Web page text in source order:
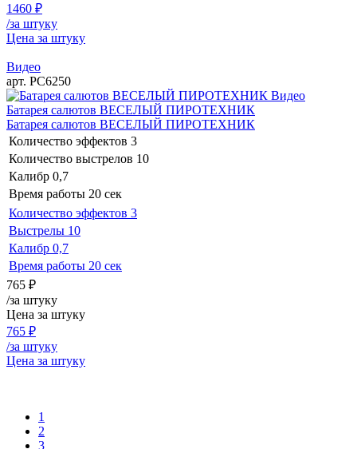
1460 ₽
/за штуку
Цена за штуку
Видео
арт. РС6250
Видео
Батарея салютов ВЕСЕЛЫЙ ПИРОТЕХНИК
Батарея салютов ВЕСЕЛЫЙ ПИРОТЕХНИК
Количество эффектов 3
Количество выстрелов 10
Калибр 0,7
Время работы 20 сек
Количество эффектов 3
Выстрелы 10
Калибр 0,7
Время работы 20 сек
765 ₽
/за штуку
Цена за штуку
765 ₽
/за штуку
Цена за штуку
1
2
3